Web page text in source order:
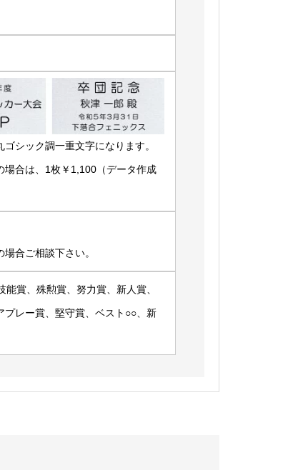
シック調一重文字になります。
場合は、1枚￥1,100（データ作成
合ご相談下さい。
賞、殊勲賞、努力賞、新人賞、
プレー賞、堅守賞、ベスト○○、新